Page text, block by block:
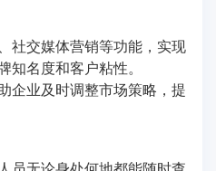
社交媒体营销等功能，实现
知名度和客户粘性。
企业及时调整市场策略，提